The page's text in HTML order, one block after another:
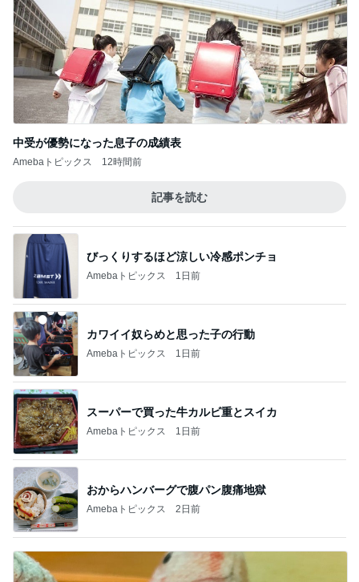
中受が優勢になった息子の成績表
Amebaトピックス 12時間前
記事を読む
びっくりするほど涼しい冷感ポンチョ
Amebaトピックス 1日前
カワイイ奴らめと思った子の行動
Amebaトピックス 1日前
スーパーで買った牛カルビ重とスイカ
Amebaトピックス 1日前
おからハンバーグで腹パン腹痛地獄
Amebaトピックス 2日前